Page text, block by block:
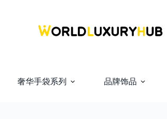
奢华手袋系列 品牌饰品